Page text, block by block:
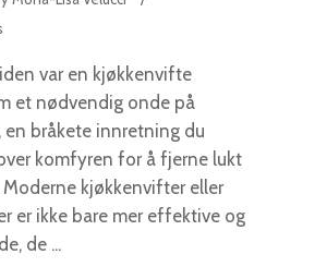
var en kjøkkenvifte
et nødvendig onde på
en bråkete innretning du
komfyren for å fjerne lukt
Moderne kjøkkenvifter eller
er ikke bare mer effektive og
de